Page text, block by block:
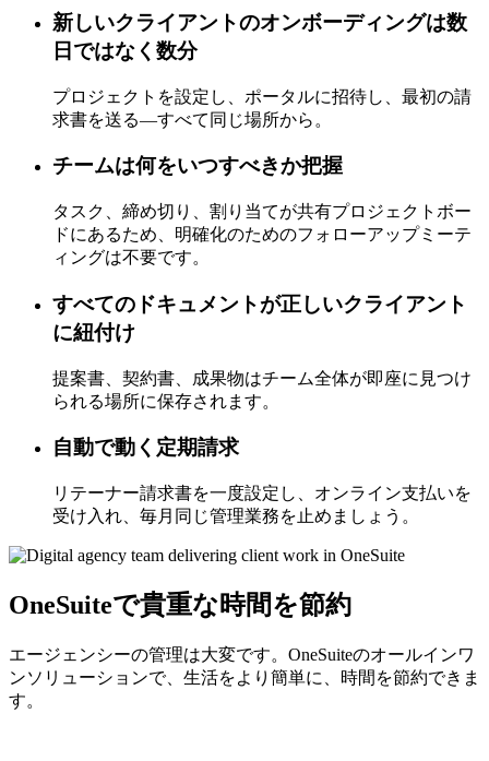
新しいクライアントのオンボーディングは数
日ではなく数分
プロジェクトを設定し、ポータルに招待し、最初の請
求書を送る—すべて同じ場所から。
チームは何をいつすべきか把握
タスク、締め切り、割り当てが共有プロジェクトボー
ドにあるため、明確化のためのフォローアップミーテ
ィングは不要です。
すべてのドキュメントが正しいクライアント
に紐付け
提案書、契約書、成果物はチーム全体が即座に見つけ
られる場所に保存されます。
自動で動く定期請求
リテーナー請求書を一度設定し、オンライン支払いを
受け入れ、毎月同じ管理業務を止めましょう。
OneSuiteで貴重な時間を節約
エージェンシーの管理は大変です。OneSuiteのオールインワ
ンソリューションで、生活をより簡単に、時間を節約できま
す。